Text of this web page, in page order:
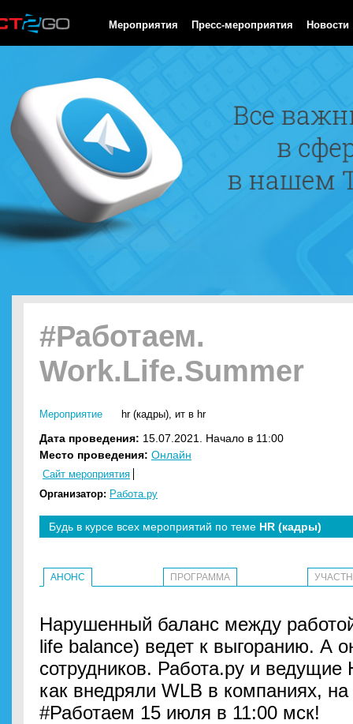
Мероприятия Пресс-мероприятия Новости
#Работаем.
Work.Life.Summer
Мероприятие hr (кадры), ит в hr
Дата проведения: 15.07.2021. Начало в 11:00
Место проведения: Онлайн
Сайт мероприятия
Организатор: Работа.ру
Будь в курсе всех мероприятий по теме HR (кадры)
АНОНС ПРОГРАММА
Нарушенный баланс между
life balance) ведет к выгоранию. А
сотрудников. Работа.ру и ведущие
как внедряли WLB в компаниях,
#Работаем 15 июля в 11:00 мск!